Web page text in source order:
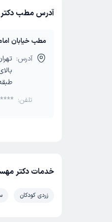
آدرس مطب
مطب خیابان
آدرس:
طبقه 2،
تلفن:
خدمات دکتر
زردی کودکان